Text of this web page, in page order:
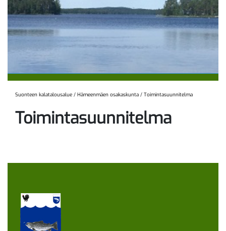
Suonteen kalatalousalue / Hämeenmäen osakaskunta / Toimintasuunnitelma
Toimintasuunnitelma